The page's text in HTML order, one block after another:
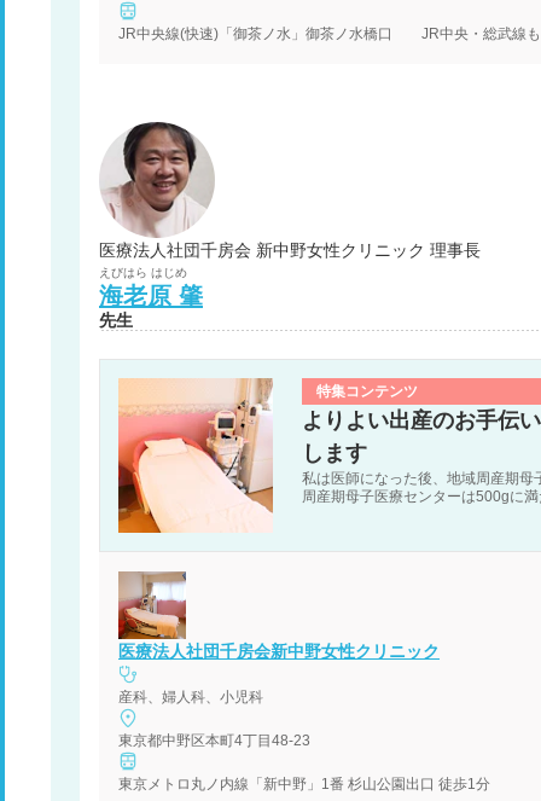
JR中央線(快速)「御茶ノ水」御茶ノ水橋口 JR中央・総武線も
医療法人社団千房会 新中野女性クリニック 理事長
えびはら はじめ
海老原 肇
先生
特集コンテンツ
よりよい出産のお手伝
します
私は医師になった後、地域周産期
周産期母子医療センターは500gに
医療法人社団千房会新中野女性クリニック
産科、婦人科、小児科
東京都中野区本町4丁目48-23
東京メトロ丸ノ内線「新中野」1番 杉山公園出口 徒歩1分